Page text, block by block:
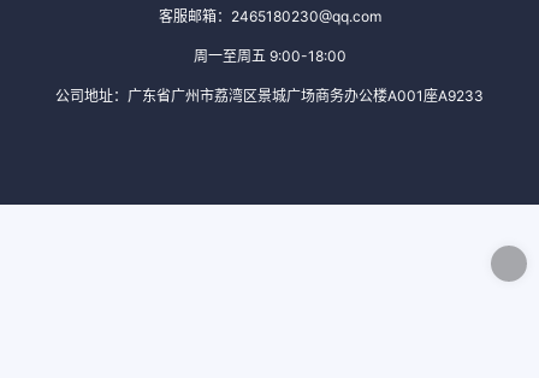
客服邮箱：2465180230@qq.com
周一至周五 9:00-18:00
公司地址：广东省广州市荔湾区景城广场商务办公楼A001座A9233